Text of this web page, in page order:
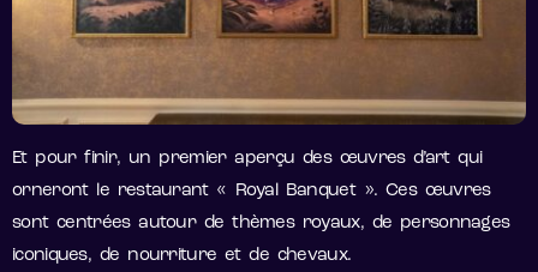
Et pour finir, un premier aperçu des œuvres d’art qui
orneront le restaurant « Royal Banquet ». Ces œuvres
sont centrées autour de thèmes royaux, de personnages
iconiques, de nourriture et de chevaux.